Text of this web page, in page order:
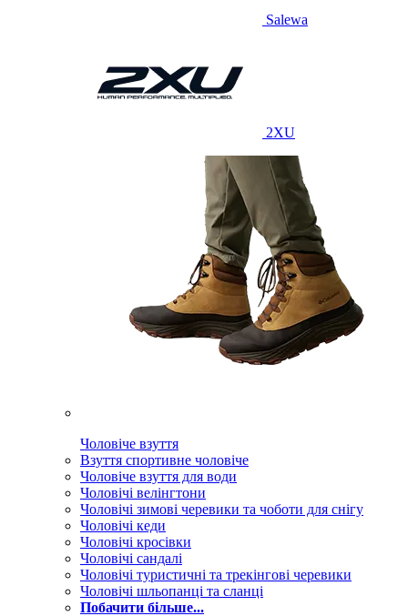
Salewa
2XU
Чоловіче взуття
Взуття спортивне чоловіче
Чоловіче взуття для води
Чоловічі велінгтони
Чоловічі зимові черевики та чоботи для снігу
Чоловічі кеди
Чоловічі кросівки
Чоловічі сандалі
Чоловічі туристичні та трекінгові черевики
Чоловічі шльопанці та сланці
Побачити більше...